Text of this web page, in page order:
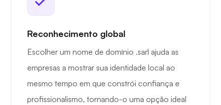
Reconhecimento global
Escolher um nome de domínio .sarl ajuda as
empresas a mostrar sua identidade local ao
mesmo tempo em que constrói confiança e
profissionalismo, tornando-o uma opção ideal